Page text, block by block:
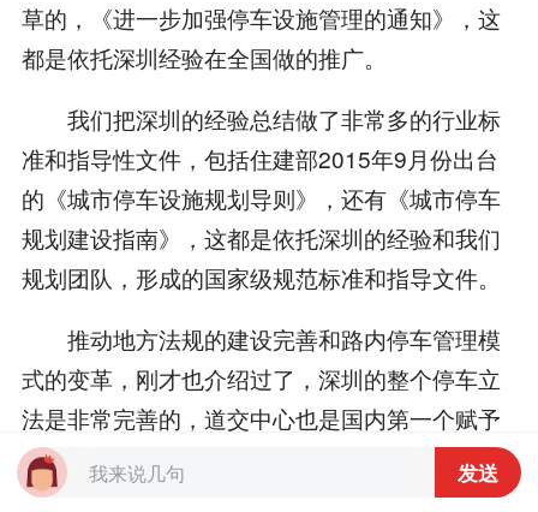
草的，《进一步加强停车设施管理的通知》，这
都是依托深圳经验在全国做的推广。
我们把深圳的经验总结做了非常多的行业标
准和指导性文件，包括住建部2015年9月份出台
的《城市停车设施规划导则》，还有《城市停车
规划建设指南》，这都是依托深圳的经验和我们
规划团队，形成的国家级规范标准和指导文件。
推动地方法规的建设完善和路内停车管理模
式的变革，刚才也介绍过了，深圳的整个停车立
法是非常完善的，道交中心也是国内第一个赋予
它执法的法定机构。
发送